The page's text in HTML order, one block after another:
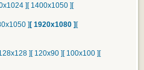
][ 1400x1050 ][
][ 1920x1080 ][
][ 120x90 ][ 100x100 ][